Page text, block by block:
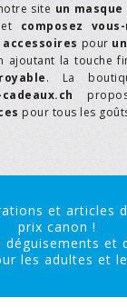
site un
et composez
accessoires pour
ajoutant la touche
. La
pour tous les
et articles
prix canon !
déguisements et
les adultes et